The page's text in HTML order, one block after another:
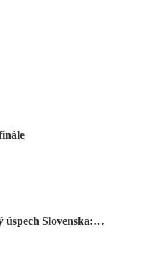
úspech Slovenska:…